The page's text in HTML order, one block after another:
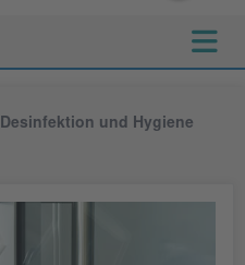
Desinfektion und Hygiene